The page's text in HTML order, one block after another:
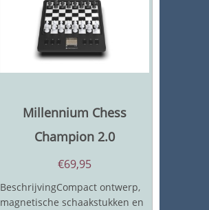
Millennium Chess
Champion 2.0
€69,95
BeschrijvingCompact ontwerp,
magnetische schaakstukken en